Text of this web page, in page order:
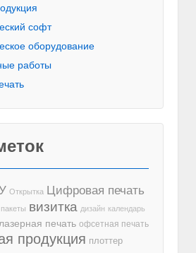
софт
оборудование
работы
Открытка Цифровая печать
визитка дизайн календарь
лазерная печать офсетная печать
продукция плоттер